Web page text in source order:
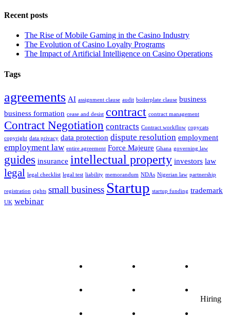
Recent posts
The Rise of Mobile Gaming in the Casino Industry
The Evolution of Casino Loyalty Programs
The Impact of Artificial Intelligence on Casino Operations
Tags
agreements AI assignment clause audit boilerplate clause business
business formation cease and desist contract contract management
Contract Negotiation contracts Contract workflow copycats
copyright data privacy data protection dispute resolution employment
employment law entire agreement Force Majeure Ghana governing law
guides insurance intellectual property investors law
legal legal checklist legal test liability memorandum NDAs Nigerian law partnership
registration rights small business Startup startup funding trademark
UK webinar
Hiring